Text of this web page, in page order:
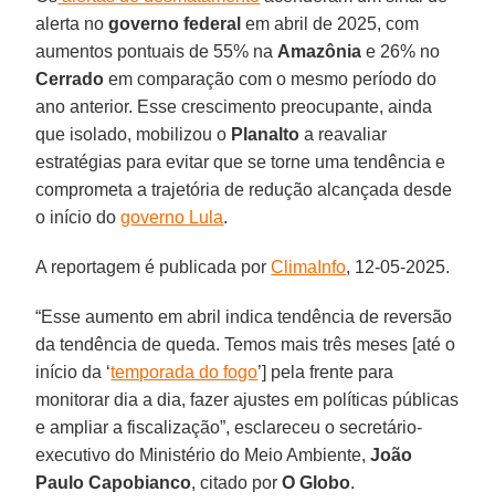
alerta nogoverno federal em abril de 2025, com
aumentos pontuais de 55% na Amazônia e 26% no
Cerrado em comparação com o mesmo período do
ano anterior. Esse crescimento preocupante, ainda
que isolado, mobilizou o Planalto a reavaliar
estratégias para evitar que se torne uma tendência e
comprometa a trajetória de redução alcançada desde
o início dogoverno Lula.
A reportagem é publicada porClimaInfo, 12-05-2025.
“Esse aumento em abril indica tendência de reversão
da tendência de queda. Temos mais três meses [até o
início da ‘temporada do fogo’] pela frente para
monitorar dia a dia, fazer ajustes em políticas públicas
e ampliar a fiscalização”, esclareceu o secretário-
executivo do Ministério do Meio Ambiente,João
Paulo Capobianco, citado porO Globo.